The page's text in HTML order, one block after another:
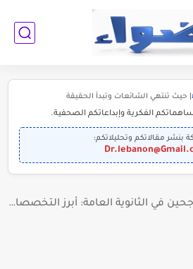
| حيث تنتهي الشائعات وتبدأ الحقيقة
الفكرية وإبداعاتكم الصحفية.
بنشر مقالاتكم وتحليلاتكم:
إلى الناجحين في الثانوية العامة: أبرز التخصصات المطلوبة للمستقبل (2030-2050)